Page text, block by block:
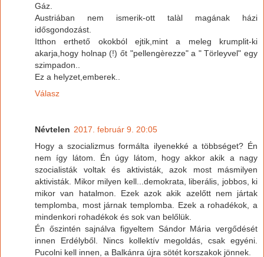
Gáz.
Austriában nem ismerik-ott talàl magának házi
idősgondozást.
Itthon erthető okokból ejtik,mint a meleg krumplit-ki
akarja,hogy holnap (!) őt "pellengèrezze" a " Törleyvel" egy
szimpadon..
Ez a helyzet,emberek..
Válasz
Névtelen 2017. február 9. 20:05
Hogy a szocializmus formálta ilyenekké a többséget? Én
nem így látom. Én úgy látom, hogy akkor akik a nagy
szocialisták voltak és aktivisták, azok most másmilyen
aktivisták. Mikor milyen kell...demokrata, liberális, jobbos, ki
mikor van hatalmon. Ezek azok akik azelőtt nem jártak
templomba, most járnak templomba. Ezek a rohadékok, a
mindenkori rohadékok és sok van belőlük.
Én őszintén sajnálva figyeltem Sándor Mária vergődését
innen Erdélyből. Nincs kollektív megoldás, csak egyéni.
Pucolni kell innen, a Balkánra újra sötét korszakok jönnek.